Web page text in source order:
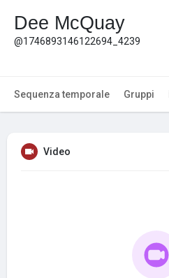
Dee McQuay
@1746893146122694_4239
Sequenza temporale Gruppi
Video